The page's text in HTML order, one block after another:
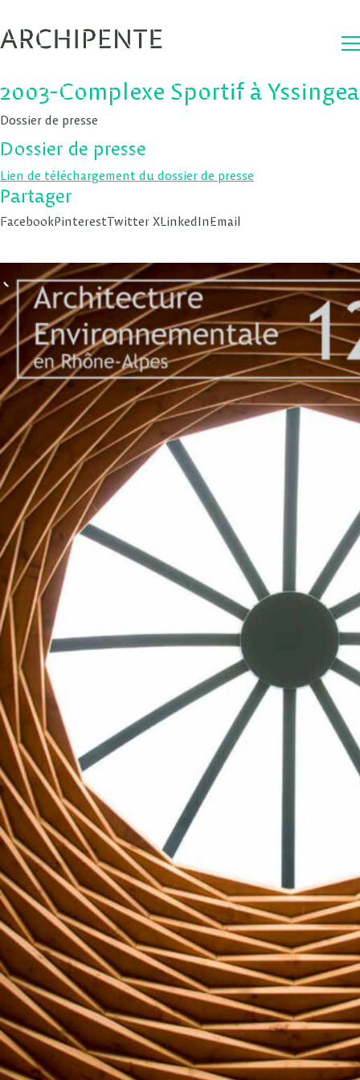
2003-Complexe Sportif à
Dossier de presse
Dossier de presse
Lien de téléchargement du dossier de presse
Partager
FacebookPinterestTwitter XLinkedInEmail